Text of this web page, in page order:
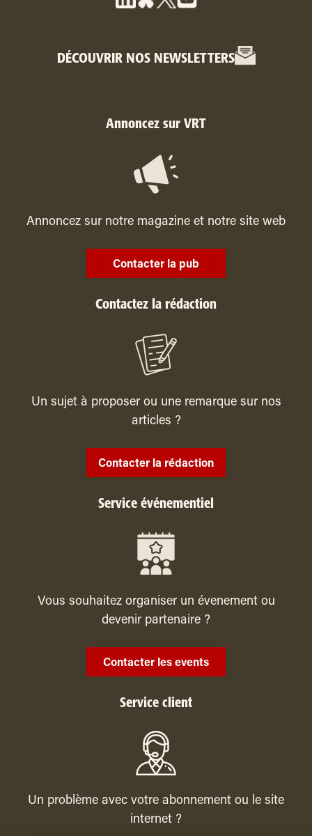
DÉCOUVRIR NOS NEWSLETTERS
Annoncez sur VRT
Annoncez sur notre magazine et notre site web
Contacter la pub
Contactez la rédaction
Un sujet à proposer ou une remarque sur nos
articles ?
Contacter la rédaction
Service événementiel
Vous souhaitez organiser un évenement ou
devenir partenaire ?
Contacter les events
Service client
Un problème avec votre abonnement ou le site
internet ?